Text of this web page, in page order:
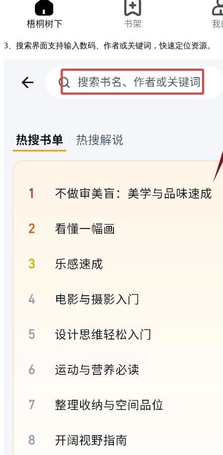
3、搜索界面支持输入数码、作者或关键词，快速定位资源。